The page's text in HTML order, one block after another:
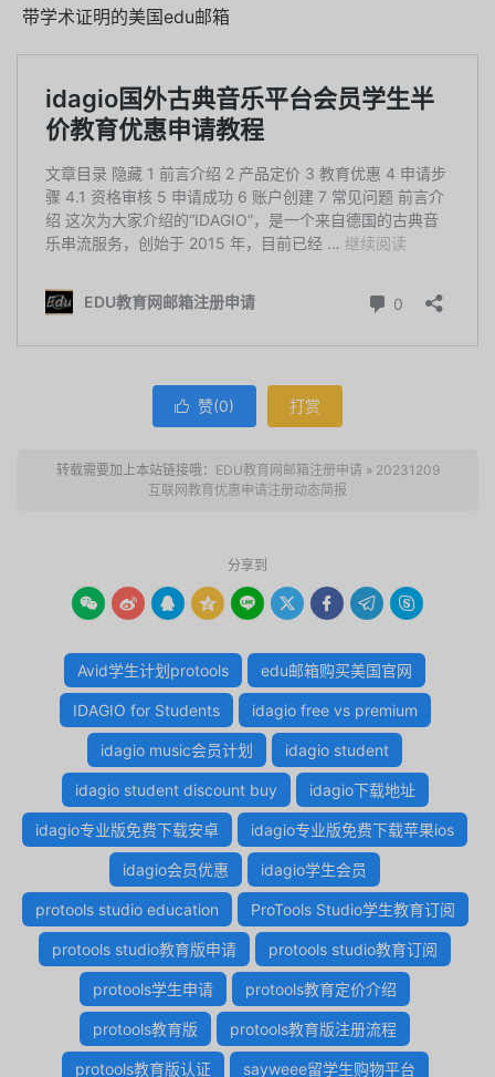
带学术证明的美国edu邮箱
 赞(0) 打赏
转载需要加上本站链接哦： EDU教育网邮箱注册申请 » 20231209
互联网教育优惠申请注册动态简报
分享到
        
Avid学生计划protools edu邮箱购买美国官网
IDAGIO for Students idagio free vs premium
idagio music会员计划 idagio student
idagio student discount buy idagio下载地址
idagio专业版免费下载安卓 idagio专业版免费下载苹果ios
idagio会员优惠 idagio学生会员
protools studio education ProTools Studio学生教育订阅
protools studio教育版申请 protools studio教育订阅
protools学生申请 protools教育定价介绍
protools教育版 protools教育版注册流程
protools教育版认证 sayweee留学生购物平台